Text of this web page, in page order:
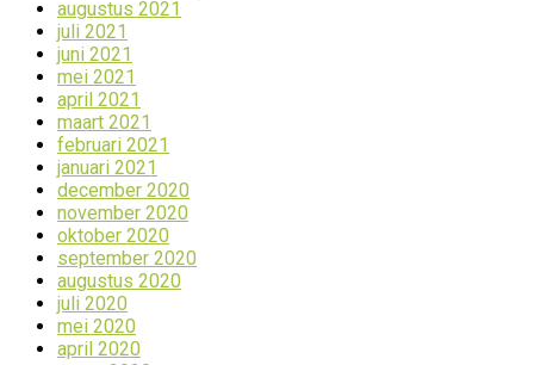
augustus 2021
juli 2021
juni 2021
mei 2021
april 2021
maart 2021
februari 2021
januari 2021
december 2020
november 2020
oktober 2020
september 2020
augustus 2020
juli 2020
mei 2020
april 2020